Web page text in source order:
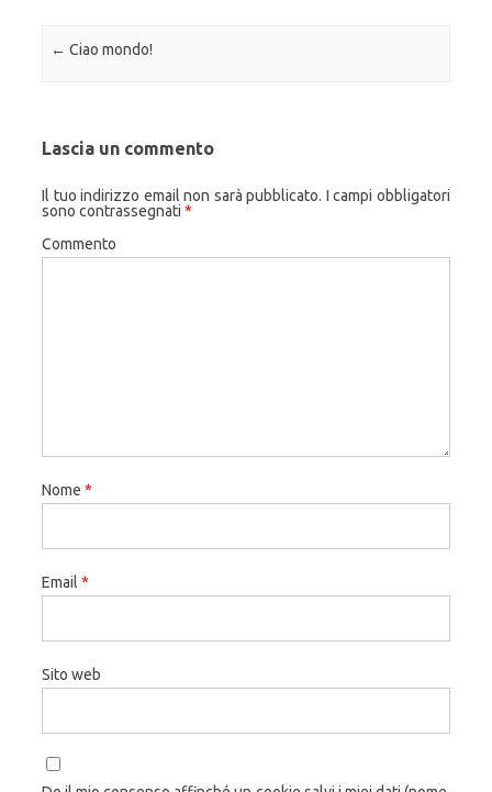
Navigazione articolo
← Ciao mondo!
Lascia un commento
Il tuo indirizzo email non sarà pubblicato. I campi obbligatori
sono contrassegnati *
Commento
Nome *
Email *
Sito web